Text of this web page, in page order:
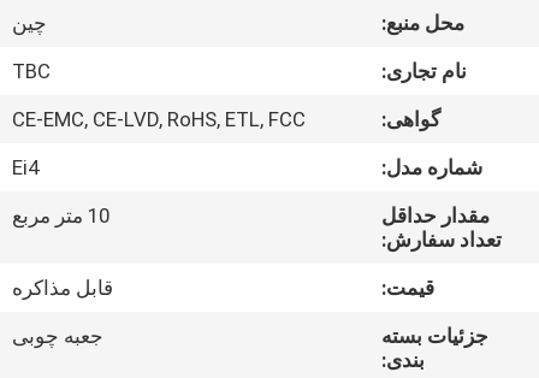
نمایش
دربارهی
کارخانه
محل منبع:
چین
نام تجاری:
TBC
گواهی:
CE-EMC, CE-LVD, RoHS, ETL, FCC
شماره مدل:
Ei4
مقدار حداقل
تعداد سفارش:
10 متر مربع
قیمت:
قابل مذاکره
جزئیات بسته
بندی:
جعبه چوبی